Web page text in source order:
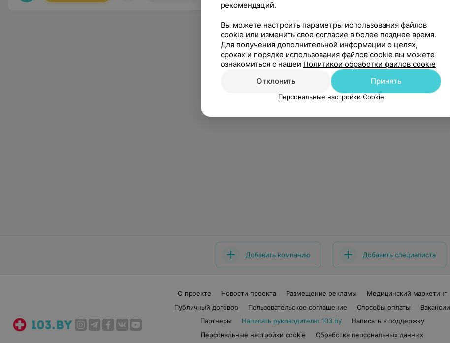
Добавить компанию Добавить специалиста
О проекте Новости проекта Размещение рекламы
Медицинский маркетинг
Публичный договор
Пользовательское соглашение Способы оплаты
Вакансии
Партнеры
Написать руководителю 103.by
Написать в поддержку
Персональные настройки cookie
Обработка персональных данных
рекомендаций.
Вы можете настроить параметры использования файлов
cookie или изменить свое согласие в более позднее время.
Для получения дополнительной информации о целях,
сроках и порядке использования файлов cookie вы можете
ознакомиться с нашей Политикой обработки файлов cookie
Отклонить
Принять
Персональные настройки Cookie